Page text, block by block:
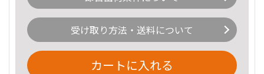
受け取り方法・送料について
カートに入れる